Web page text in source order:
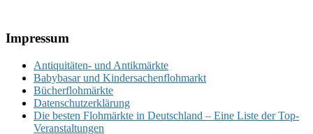
Footer
Impressum
Antiquitäten- und Antikmärkte
Babybasar und Kindersachenflohmarkt
Bücherflohmärkte
Datenschutzerklärung
Die besten Flohmärkte in Deutschland – Eine Liste der Top-
Veranstaltungen